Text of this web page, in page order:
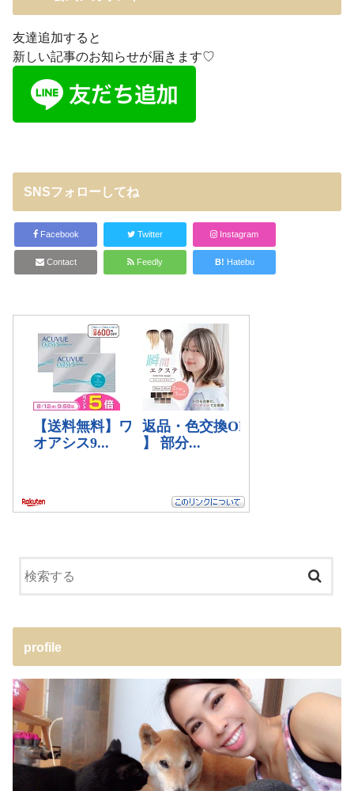
友達追加すると
新しい記事のお知らせが届きます♡
SNSフォローしてね
Facebook Twitter Instagram
Contact Feedly B! Hatebu
profile